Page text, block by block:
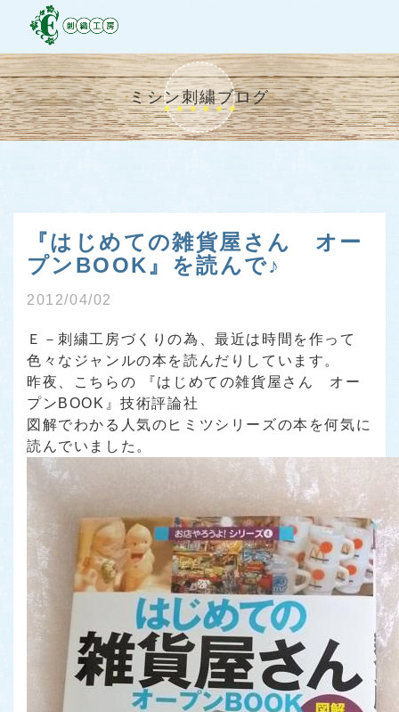
ミシン刺繍ブログ
『はじめての雑貨屋さん オー
プンBOOK』を読んで♪
2012/04/02
Ｅ－刺繍工房づくりの為、最近は時間を作って
色々なジャンルの本を読んだりしています。
昨夜、こちらの
『はじめての雑貨屋さん オー
プンBOOK』技術評論社
図解でわかる人気のヒミツシリーズの本を何気に
読んでいました。